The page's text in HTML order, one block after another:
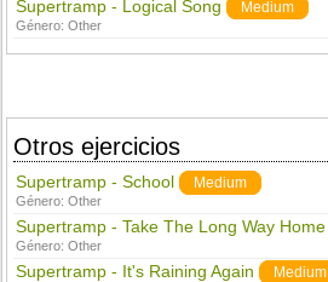
Supertramp - Logical Song Medium
Género:Other
Otros ejercicios
Supertramp - School Medium
Género:Other
Supertramp - Take The Long Way Home
Género:Other
Supertramp - It's Raining Again Medium